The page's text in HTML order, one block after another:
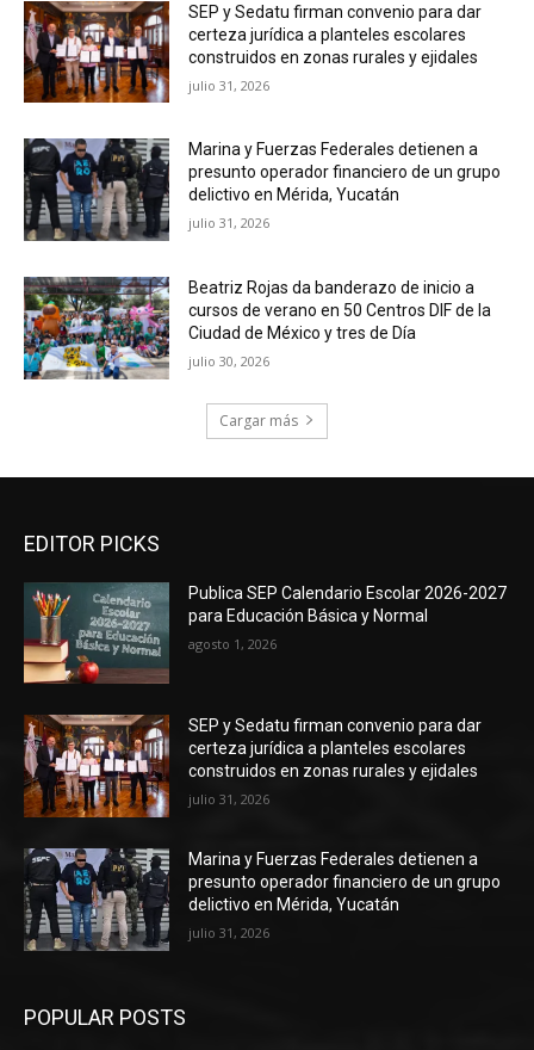
SEP y Sedatu firman convenio para dar
certeza jurídica a planteles escolares
construidos en zonas rurales y ejidales
julio 31, 2026
Marina y Fuerzas Federales detienen a
presunto operador financiero de un grupo
delictivo en Mérida, Yucatán
julio 31, 2026
Beatriz Rojas da banderazo de inicio a
cursos de verano en 50 Centros DIF de la
Ciudad de México y tres de Día
julio 30, 2026
Cargar más
EDITOR PICKS
Publica SEP Calendario Escolar 2026-2027
para Educación Básica y Normal
agosto 1, 2026
SEP y Sedatu firman convenio para dar
certeza jurídica a planteles escolares
construidos en zonas rurales y ejidales
julio 31, 2026
Marina y Fuerzas Federales detienen a
presunto operador financiero de un grupo
delictivo en Mérida, Yucatán
julio 31, 2026
POPULAR POSTS